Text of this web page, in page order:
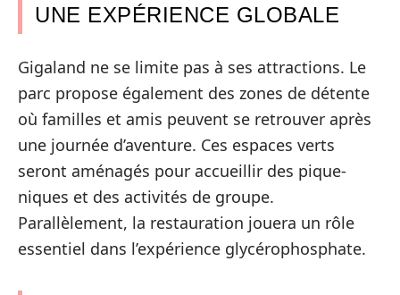
UNE EXPÉRIENCE GLOBALE
Gigaland ne se limite pas à ses attractions. Le
parc propose également des zones de détente
où familles et amis peuvent se retrouver après
une journée d’aventure. Ces espaces verts
seront aménagés pour accueillir des pique-
niques et des activités de groupe.
Parallèlement, la restauration jouera un rôle
essentiel dans l’expérience glycérophosphate.